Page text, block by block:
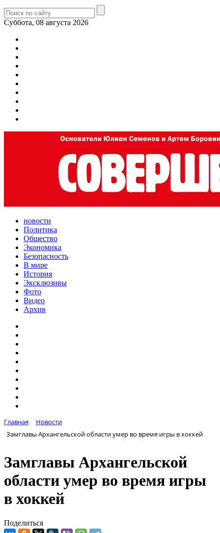
Суббота, 08 августа 2026
новости
Политика
Общество
Экономика
Безопасность
В мире
История
Эксклюзивы
Фото
Видео
Архив
Главная
Новости
Замглавы Архангельской области умер во время игры в хоккей
Замглавы Архангельской
области умер во время игры
в хоккей
Поделиться